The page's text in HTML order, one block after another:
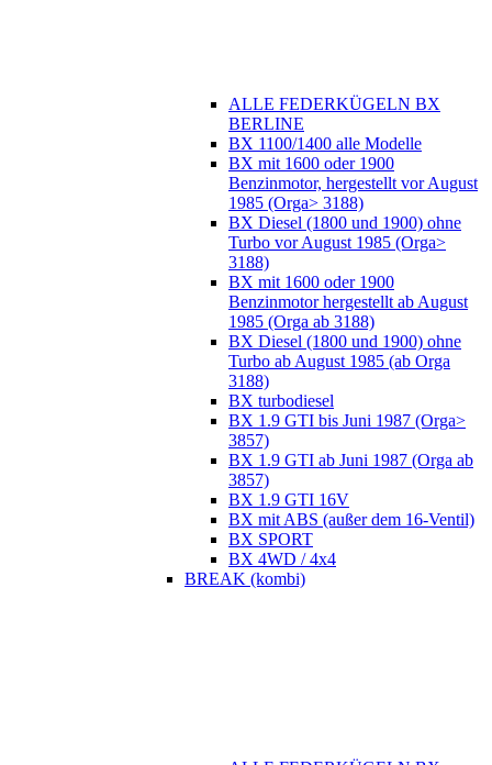
ALLE FEDERKÜGELN BX
BERLINE
BX 1100/1400 alle Modelle
BX mit 1600 oder 1900
Benzinmotor, hergestellt vor August
1985 (Orga> 3188)
BX Diesel (1800 und 1900) ohne
Turbo vor August 1985 (Orga>
3188)
BX mit 1600 oder 1900
Benzinmotor hergestellt ab August
1985 (Orga ab 3188)
BX Diesel (1800 und 1900) ohne
Turbo ab August 1985 (ab Orga
3188)
BX turbodiesel
BX 1.9 GTI bis Juni 1987 (Orga>
3857)
BX 1.9 GTI ab Juni 1987 (Orga ab
3857)
BX 1.9 GTI 16V
BX mit ABS (außer dem 16-Ventil)
BX SPORT
BX 4WD / 4x4
BREAK (kombi)